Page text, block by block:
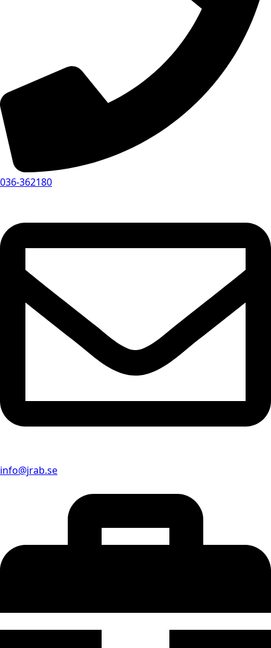
036-362180
info@jrab.se